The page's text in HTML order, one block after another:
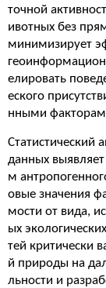
точной
ивотных без
минимизирует
елировать
еского
нными
Статистический
данных
м
овые значения
мости от вида,
ых
тей критически
й природы на
льности и